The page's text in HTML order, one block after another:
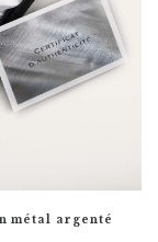
métal argenté